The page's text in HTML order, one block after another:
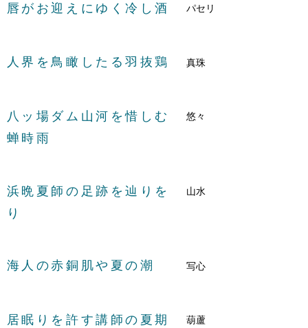
唇がお迎えにゆく冷し酒 パセリ
人界を鳥瞰したる羽抜鶏 真珠
八ッ場ダム山河を惜しむ
蝉時雨
悠々
浜晩夏師の足跡を辿りを
り
山水
海人の赤銅肌や夏の潮 写心
居眠りを許す講師の夏期
葫蘆